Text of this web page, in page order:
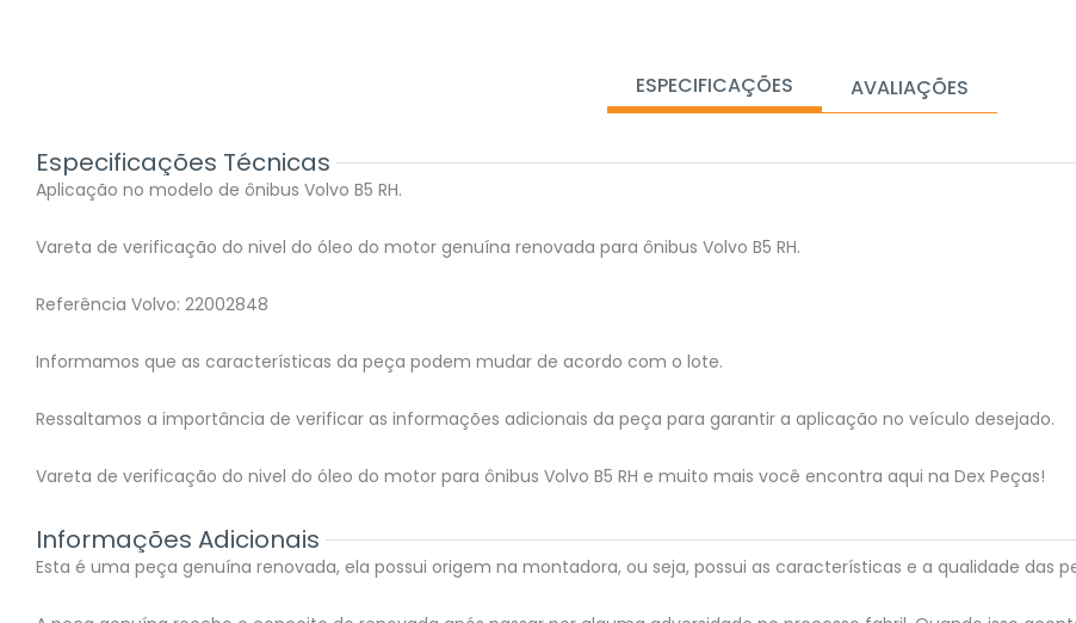
ESPECIFICAÇÕES AVALIAÇÕES
Especificações Técnicas
Aplicação no modelo de ônibus Volvo B5 RH.
Vareta de verificação do nivel do óleo do motor genuína renovada para ônibus Volvo B5 RH.
Referência Volvo: 22002848
Informamos que as características da peça podem mudar de acordo com o lote.
Ressaltamos a importância de verificar as informações adicionais da peça para garantir a aplicação no veículo desejado.
Vareta de verificação do nivel do óleo do motor para ônibus Volvo B5 RH e muito mais você encontra aqui na Dex Peças!
Informações Adicionais
Esta é uma peça genuína renovada, ela possui origem na montadora, ou seja, possui as características e a qualidade das